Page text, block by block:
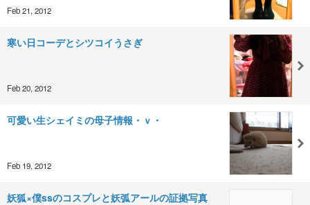
Feb 21, 2012
寒い日コーデとシツコイうさぎ
Feb 20, 2012
可愛い生シェイミの母子情報・ｖ・
Feb 19, 2012
妖狐×僕ssのコスプレと妖弧アールの証拠写真